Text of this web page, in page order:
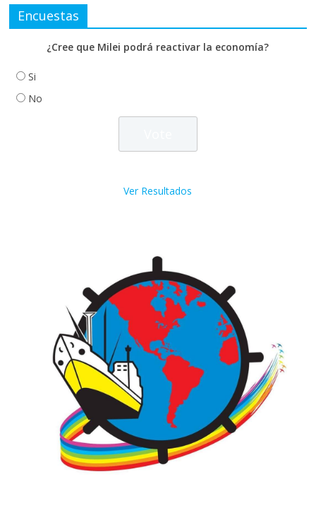
Encuestas
¿Cree que Milei podrá reactivar la economía?
Si
No
Ver Resultados